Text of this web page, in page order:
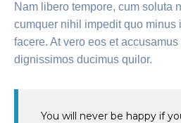
Nam libero tempore, cum soluta
cumquer nihil impedit quo minus
facere. At vero eos et
dignissimos ducimus quilor.
You will never be happy if